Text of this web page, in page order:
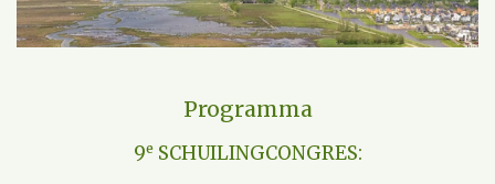
Programma
9eSCHUILINGCONGRES: